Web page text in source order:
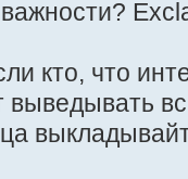
кто, что
выведывать